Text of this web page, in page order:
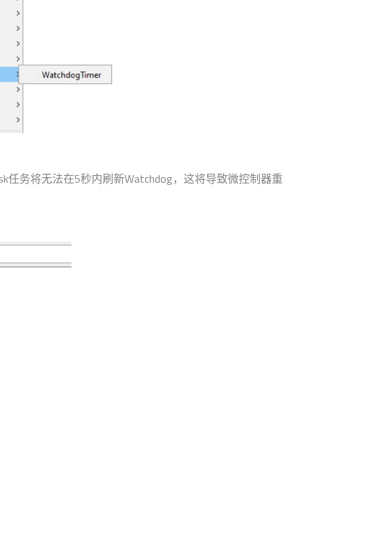
任务将无法在5秒内刷新Watchdog，这将导致微控制器重